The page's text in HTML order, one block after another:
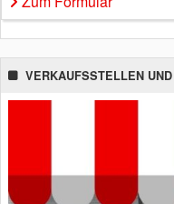
VERKAUFSSTELLEN